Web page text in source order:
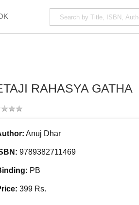
RAHASYA GATHA
Anuj Dhar
9789382711469
PB
399 Rs.